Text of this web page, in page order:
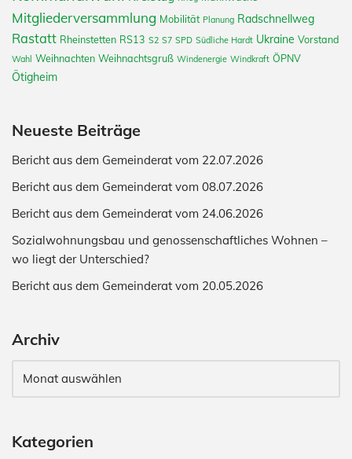
Mitgliederversammlung Mobilität Planung Radschnellweg
Rastatt Rheinstetten RS13 S2 S7 SPD Südliche Hardt Ukraine Vorstand
Wahl Weihnachten Weihnachtsgruß Windenergie Windkraft ÖPNV
Ötigheim
Neueste Beiträge
Bericht aus dem Gemeinderat vom 22.07.2026
Bericht aus dem Gemeinderat vom 08.07.2026
Bericht aus dem Gemeinderat vom 24.06.2026
Sozialwohnungsbau und genossenschaftliches Wohnen –
wo liegt der Unterschied?
Bericht aus dem Gemeinderat vom 20.05.2026
Archiv
Kategorien